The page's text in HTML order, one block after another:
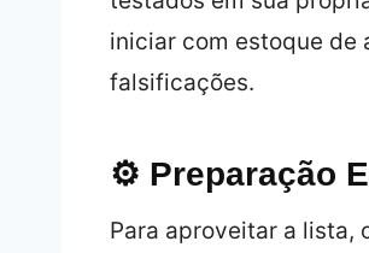
iniciar com estoque de
falsificações.
⚙️ Preparação
Para aproveitar a lista,